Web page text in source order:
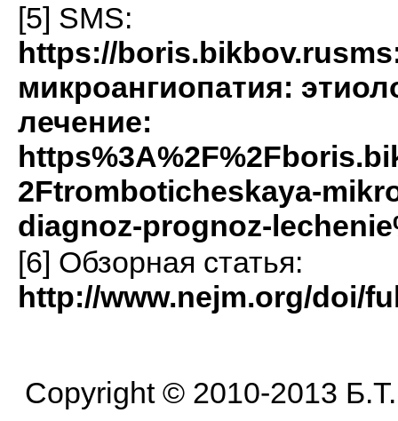
[5] SMS:
https://
микроангиопатия:
лечение:
2Ftromboticheskaya-
diagnoz-prognoz-
[6] Обзорная статья:
http://www.nejm.org/doi/
Copyright © 2010-2013